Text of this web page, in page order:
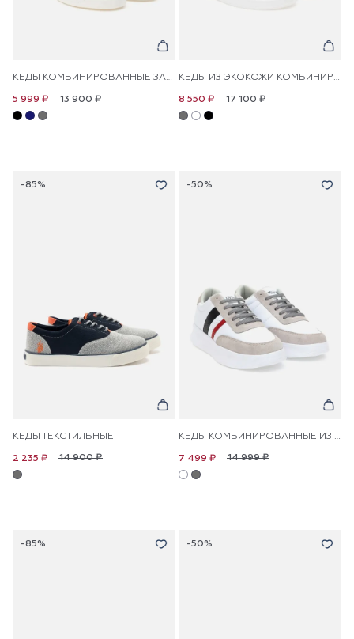
КЕДЫ КОМБИНИРОВАННЫЕ ЗАМШЕВЫЕ
13 900 ₽
5 999 ₽
КЕДЫ ИЗ ЭКОКОЖИ КОМБИНИРОВАННЫЕ
17 100 ₽
8 550 ₽
-85%
КЕДЫ ТЕКСТИЛЬНЫЕ
14 900 ₽
2 235 ₽
-50%
КЕДЫ КОМБИНИРОВАННЫЕ ИЗ ЭКОКОЖИ
14 999 ₽
7 499 ₽
-85% -50%